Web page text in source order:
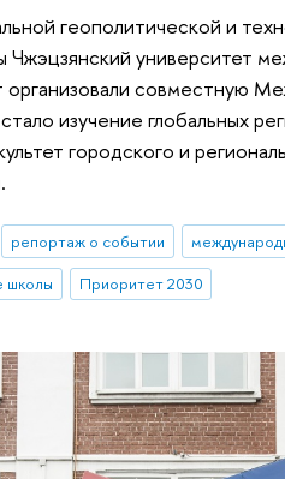
геополитической и
Чжэцзянский университет
организовали совместную
изучение глобальных
городского и
репортаж о событии
школы Приоритет 2030